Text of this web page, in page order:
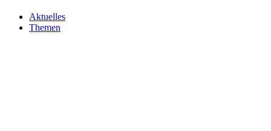
Aktuelles
Themen